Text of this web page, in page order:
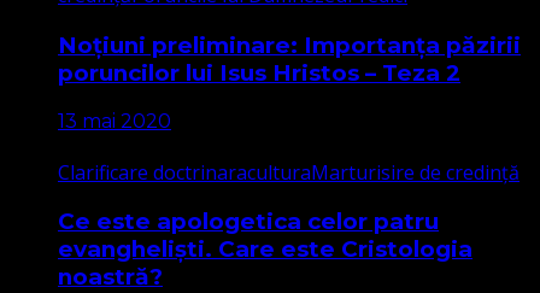
Noțiuni preliminare: Importanța păzirii
poruncilor lui Isus Hristos – Teza 2
13 mai 2020
Clarificare doctrinaraculturaMarturisire de credință
Ce este apologetica celor patru
evangheliști. Care este Cristologia
noastră?